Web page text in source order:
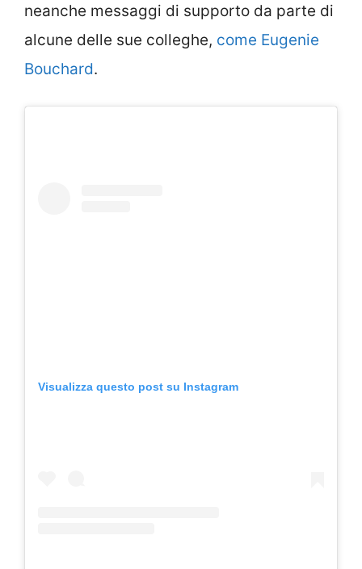
neanche messaggi di supporto da parte di
alcune delle sue colleghe, come Eugenie
Bouchard.
Visualizza questo post su Instagram